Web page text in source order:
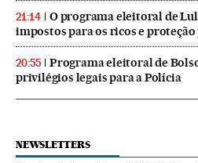
21:14
O programa eleitoral de
impostos para os ricos e
20:55
Programa eleitoral de
privilégios legais para a Polícia
NEWSLETTERS